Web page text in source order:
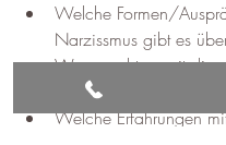
Welche Formen/
Narzissmus gibt es
Was macht es mit dir,
hörst?
Welche Erfahrungen